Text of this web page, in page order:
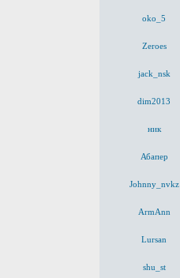
oko_5
Zeroes
jack_nsk
dim2013
ник
Абапер
Johnny_nvkz
ArmAnn
Lursan
shu_st